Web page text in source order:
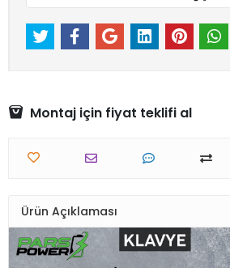
Montaj için fiyat teklifi al
Ürün Açıklaması